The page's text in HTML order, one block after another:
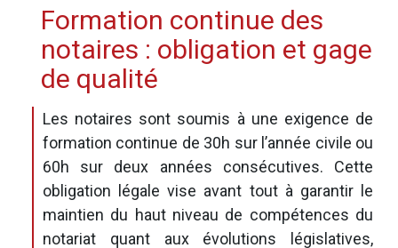
Formation continue des
notaires : obligation et gage
de qualité
Les notaires sont soumis à une exigence de
formation continue de 30h sur l’année civile ou
60h sur deux années consécutives. Cette
obligation légale vise avant tout à garantir le
maintien du haut niveau de compétences du
notariat quant aux évolutions législatives,